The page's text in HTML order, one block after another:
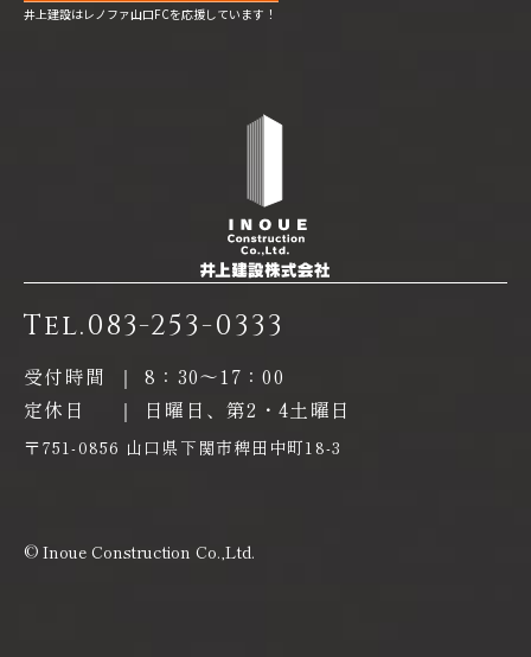
Tel.083-253-0333
受付時間 ｜
8：30〜17：00
定休日
｜ 日曜日、第2・4土曜日
〒751-0856 山口県下関市稗田中町18-3
井上建設はレノファ山口FCを応援しています！
© Inoue Construction Co.,Ltd.